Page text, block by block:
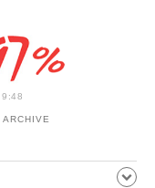
9:48
ARCHIVE